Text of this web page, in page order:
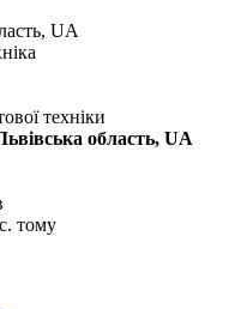
UA
техніки
область, UA
тому